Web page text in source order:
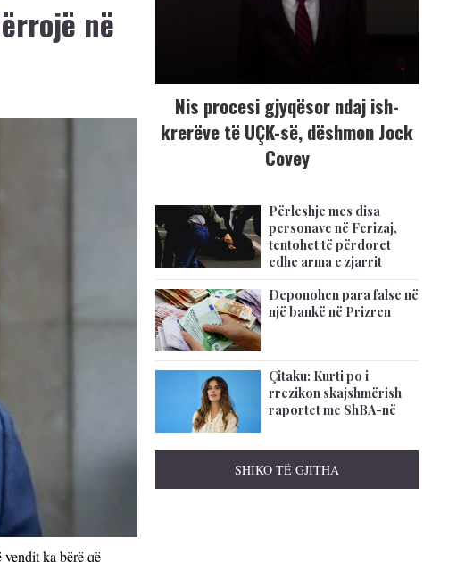
në
ka bërë që
Nis procesi gjyqësor ndaj ish-
krerëve të UÇK-së, dëshmon Jock
Covey
Përleshje mes disa
personave në Ferizaj,
tentohet të përdoret
edhe arma e zjarrit
Deponohen para false në
një bankë në Prizren
Çitaku: Kurti po i
rrezikon skajshmërish
raportet me ShBA-në
SHIKO TË GJITHA